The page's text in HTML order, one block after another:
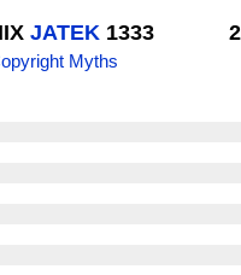
JATEK 1333
Myths